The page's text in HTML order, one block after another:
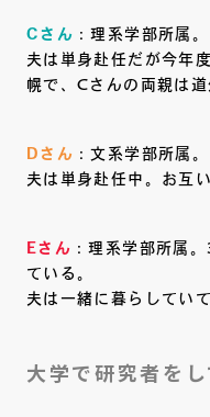
Cさん ：理系学部所属
夫は単身赴任だが今年
幌で、Cさんの両親は道
Dさん ：文系学部所属
夫は単身赴任中。お互
Eさん ：理系学部所属
ている。
夫は一緒に暮らしてい
大学で研究者を